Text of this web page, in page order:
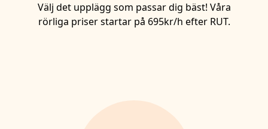
Välj det upplägg som passar dig bäst! Våra
rörliga priser startar på 695kr/h efter RUT.